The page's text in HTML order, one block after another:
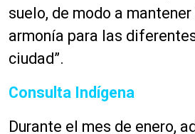
suelo, de modo a
armonía para las
ciudad”.
Consulta Indígena
Durante el mes de enero,